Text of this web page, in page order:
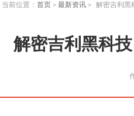
当前位置： 首页 > 最新资讯 > 解密吉利黑
解密吉利黑科